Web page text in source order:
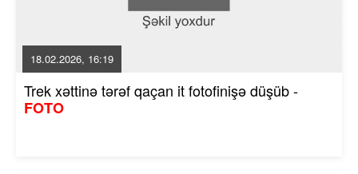
18.02.2026, 16:19
Trek xəttinə tərəf qaçan it fotofinişə düşüb -
FOTO